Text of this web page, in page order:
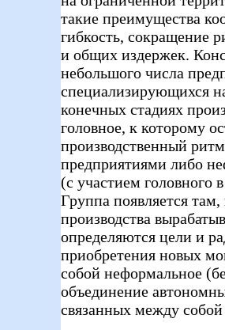
такие преимущества
гибкость, сокращение
и общих издержек.
небольшого числа
специализирующихся
конечных стадиях
головное, к которому
производственный
предприятиями либо
(с участием головного
Группа появляется
производства
определяются цели и
приобретения новых
собой неформальное
объединение
связанных между